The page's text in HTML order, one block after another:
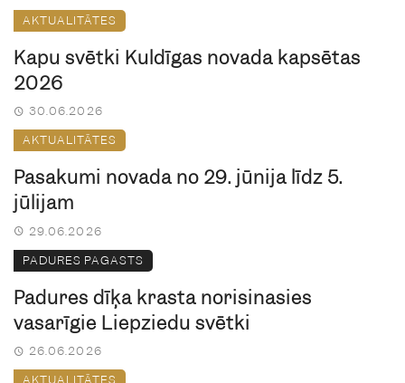
AKTUALITĀTES
Kapu svētki Kuldīgas novada kapsētās
2026
30.06.2026
AKTUALITĀTES
Pasākumi novadā no 29. jūnija līdz 5.
jūlijam
29.06.2026
PADURES PAGASTS
Padures dīķa krastā norisināsies
vasarīgie Liepziedu svētki
26.06.2026